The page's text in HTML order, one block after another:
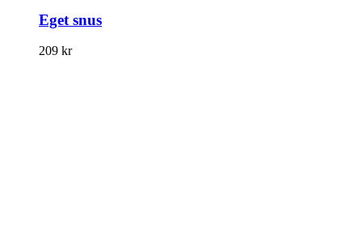
Eget snus
209 kr